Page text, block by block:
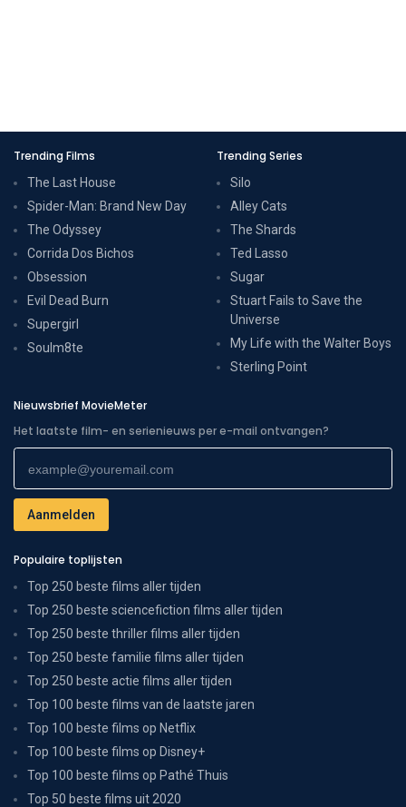
Trending Films
The Last House
Spider-Man: Brand New Day
The Odyssey
Corrida Dos Bichos
Obsession
Evil Dead Burn
Supergirl
Soulm8te
Trending Series
Silo
Alley Cats
The Shards
Ted Lasso
Sugar
Stuart Fails to Save the
Universe
My Life with the Walter Boys
Sterling Point
Nieuwsbrief MovieMeter
Het laatste film- en serienieuws per e-mail ontvangen?
Populaire toplijsten
Top 250 beste films aller tijden
Top 250 beste sciencefiction films aller tijden
Top 250 beste thriller films aller tijden
Top 250 beste familie films aller tijden
Top 250 beste actie films aller tijden
Top 100 beste films van de laatste jaren
Top 100 beste films op Netflix
Top 100 beste films op Disney+
Top 100 beste films op Pathé Thuis
Top 50 beste films uit 2020